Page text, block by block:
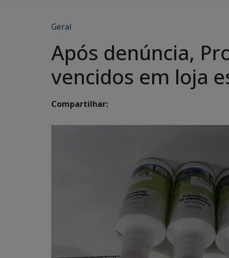
Geral
Após denúncia,
vencidos em loja
Compartilhar: